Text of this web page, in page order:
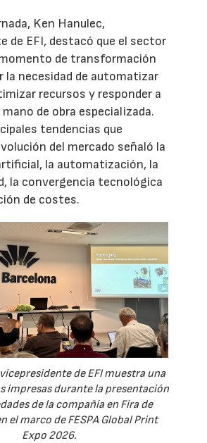
Ken Hanulec,
de EFI, destacó que el sector
de transformación
la necesidad de automatizar
recursos y responder a
de obra especializada.
tendencias que
del mercado señaló la
la automatización, la
la convergencia tecnológica
de costes.
de EFI muestra una
impresas durante la presentación
de la compañía en Fira de
el marco de FESPA Global Print
Expo 2026.